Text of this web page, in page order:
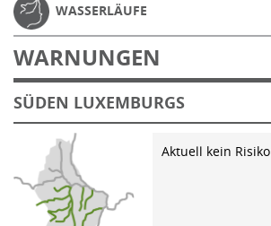
WASSERLÄUFE
WARNUNGEN
SÜDEN LUXEMBURGS
Aktuell kein